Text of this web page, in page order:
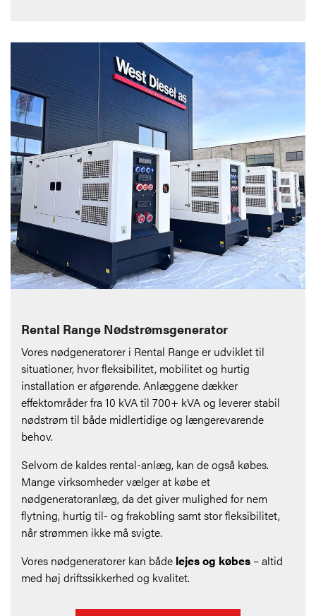
Rental Range Nødstrømsgenerator
Vores nødgeneratorer i Rental Range er udviklet til
situationer, hvor fleksibilitet, mobilitet og hurtig
installation er afgørende. Anlæggene dækker
effektområder fra 10 kVA til 700+ kVA og leverer stabil
nødstrøm til både midlertidige og længerevarende
behov.
Selvom de kaldes rental-anlæg, kan de også købes.
Mange virksomheder vælger at købe et
nødgeneratoranlæg, da det giver mulighed for nem
flytning, hurtig til- og frakobling samt stor fleksibilitet,
når strømmen ikke må svigte.
Vores nødgeneratorer kan både lejes og købes – altid
med høj driftssikkerhed og kvalitet.